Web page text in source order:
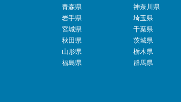
青森県
岩手県
宮城県
秋田県
山形県
福島県
神奈川県
埼玉県
千葉県
茨城県
栃木県
群馬県